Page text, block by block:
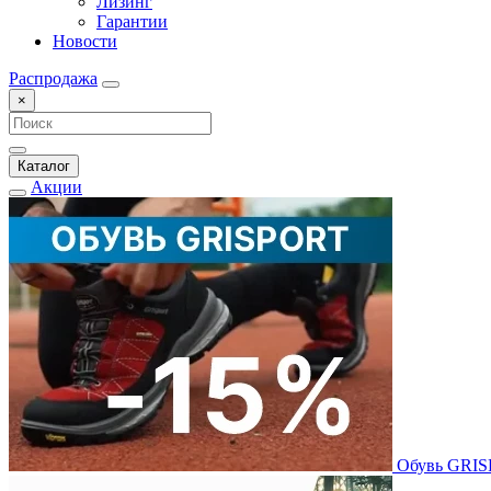
Гарантии
Новости
Распродажа
×
Каталог
Акции
Обувь